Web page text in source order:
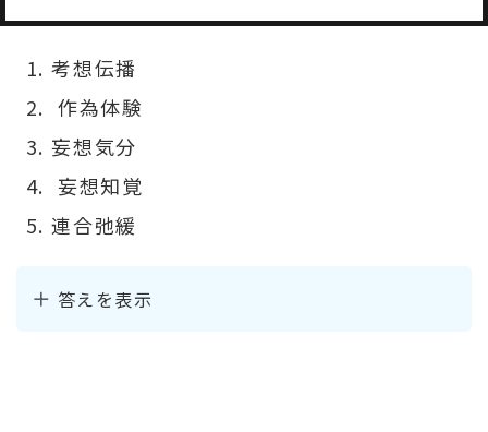
考想伝播
作為体験
妄想気分
妄想知覚
連合弛緩
答えを表示